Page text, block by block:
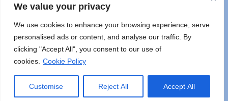
We value your privacy
We use cookies to enhance your browsing experience, serve
personalised ads or content, and analyse our traffic. By
clicking "Accept All", you consent to our use of
cookies. Cookie Policy
Customise Reject All Accept All
All material on this website
WebMD LLC. This website also contains material
copyrighted by 3rd parties.